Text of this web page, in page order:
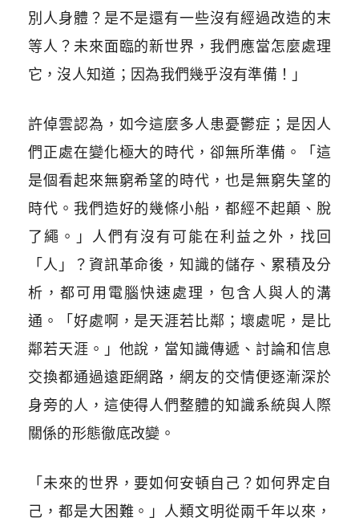
別人身體？是不是還有一些沒有經過改造的末
等人？未來面臨的新世界，我們應當怎麼處理
它，沒人知道；因為我們幾乎沒有準備！」
許倬雲認為，如今這麼多人患憂鬱症；是因人
們正處在變化極大的時代，卻無所準備。「這
是個看起來無窮希望的時代，也是無窮失望的
時代。我們造好的幾條小船，都經不起顛、脫
了繩。」人們有沒有可能在利益之外，找回
「人」？資訊革命後，知識的儲存、累積及分
析，都可用電腦快速處理，包含人與人的溝
通。「好處啊，是天涯若比鄰；壞處呢，是比
鄰若天涯。」他說，當知識傳遞、討論和信息
交換都通過遠距網路，網友的交情便逐漸深於
身旁的人，這使得人們整體的知識系統與人際
關係的形態徹底改變。
「未來的世界，要如何安頓自己？如何界定自
己，都是大困難。」人類文明從兩千年以來，